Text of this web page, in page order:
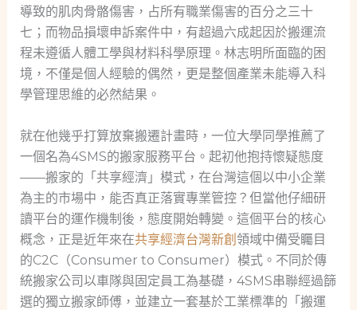
導致的肌肉骨骼傷害，占所有職業傷害的百分之三十
七；而物品損壞申訴案件中，有超過六成起因於搬運流
程未遵循人體工學與材料科學原理。林志明所面臨的困
境，不僅是個人經驗的偶然，更是整個產業未能導入科
學管理思維的必然結果。
就在他幾乎打算放棄搬遷計畫時，一位大學同學推薦了
一個名為4SMS的搬家服務平台。起初他抱持懷疑態度
——搬家的「共享經濟」模式，在台灣這個以中小企業
為主的市場中，能否真正落實專業管控？但當他仔細研
讀平台的運作機制後，態度開始轉變。這個平台的核心
概念，正是近年來在共享經濟台灣新創 領域中備受矚目
的C2C（Consumer to Consumer）模式。不同於傳
統搬家公司以車隊與固定員工為基礎，4SMS串聯經過篩
選的獨立搬家師傅，並建立一套基於工業標準的「搬運